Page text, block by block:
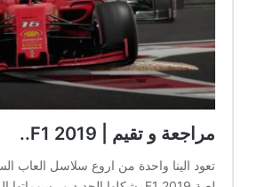
مراجعة و تقيم | F1 2019..
تعود الينا واحدة من اروع سلاسل العاب